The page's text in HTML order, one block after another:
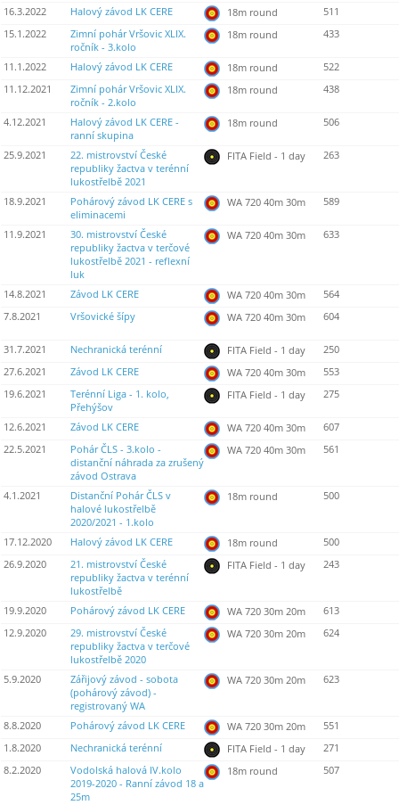
16.3.2022 Halový závod LK CERE 18m round
511
15.1.2022
Zimní pohár Vršovic XLIX.
ročník - 3.kolo
18m round 433
11.1.2022 Halový závod LK CERE 18m round
522
11.12.2021
Zimní pohár Vršovic XLIX.
ročník - 2.kolo
18m round 438
4.12.2021
Halový závod LK CERE -
ranní skupina
18m round 506
25.9.2021
22. mistrovství České
republiky žactva v terénní
lukostřelbě 2021
FITA Field - 1 day 263
18.9.2021
Pohárový závod LK CERE s
eliminacemi
WA 720 40m 30m 589
11.9.2021
30. mistrovství České
republiky žactva v terčové
lukostřelbě 2021 - reflexní
luk
WA 720 40m 30m 633
14.8.2021 Závod LK CERE WA 720 40m 30m
564
7.8.2021
Vršovické šípy WA 720 40m 30m 604
31.7.2021 Nechranická terénní FITA Field - 1 day
250
27.6.2021
Závod LK CERE WA 720 40m 30m
553
19.6.2021
Terénní Liga - 1. kolo,
Přehýšov
FITA Field - 1 day 275
12.6.2021 Závod LK CERE WA 720 40m 30m
607
22.5.2021
Pohár ČLS - 3.kolo -
distanční náhrada za zrušený
závod Ostrava
WA 720 40m 30m 561
4.1.2021
Distanční Pohár ČLS v
halové lukostřelbě
2020/2021 - 1.kolo
18m round 500
17.12.2020 Halový závod LK CERE 18m round
500
26.9.2020
21. mistrovství České
republiky žactva v terénní
lukostřelbě
FITA Field - 1 day 243
19.9.2020 Pohárový závod LK CERE WA 720 30m 20m
613
12.9.2020
29. mistrovství České
republiky žactva v terčové
lukostřelbě 2020
WA 720 30m 20m 624
5.9.2020
Zářijový závod - sobota
(pohárový závod) -
registrovaný WA
WA 720 30m 20m 623
8.8.2020 Pohárový závod LK CERE WA 720 30m 20m
551
1.8.2020
Nechranická terénní FITA Field - 1 day
271
8.2.2020
Vodolská halová IV.kolo
2019-2020 - Ranní závod 18 a
25m
18m round 507